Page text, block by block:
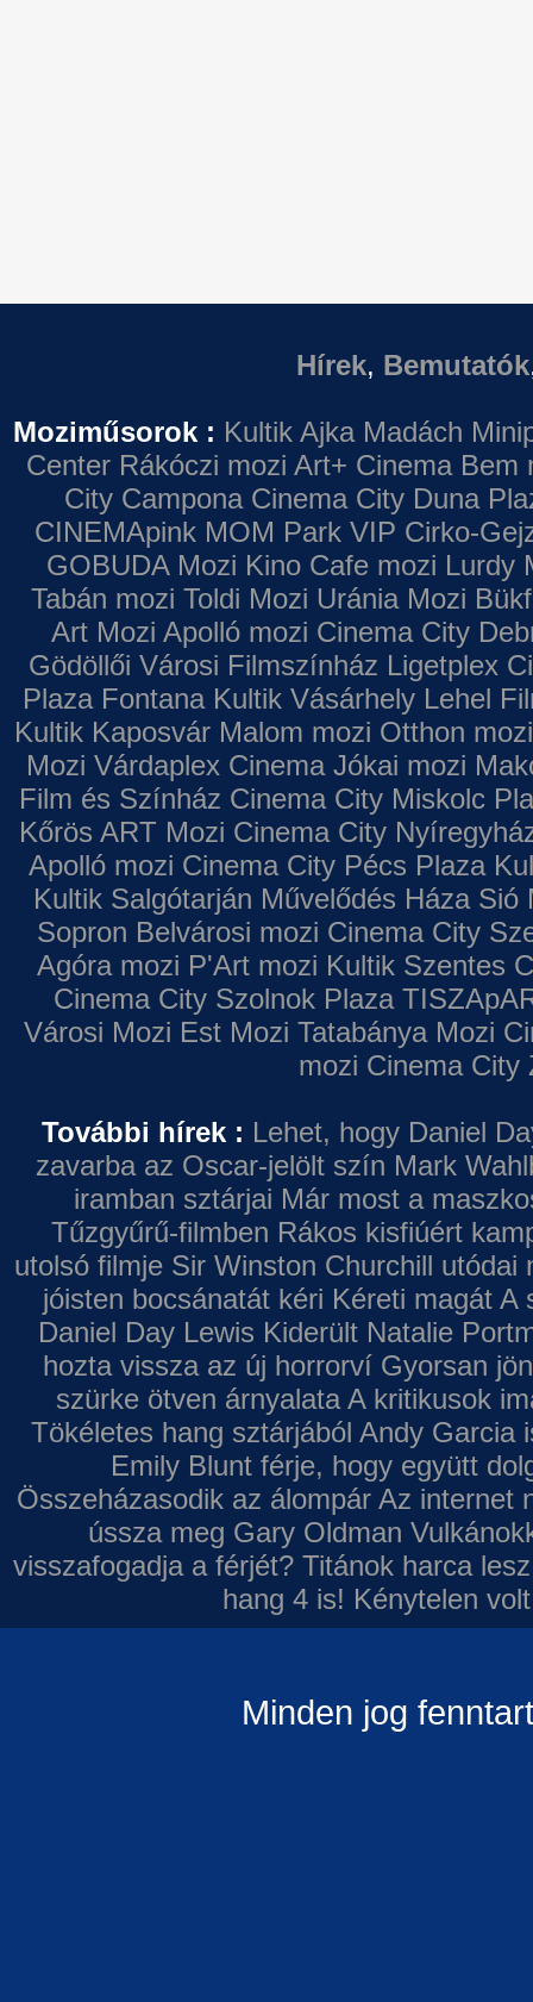
Hírek, Bemutatók
Moziműsorok : Kultik Ajka Madách
Center Rákóczi mozi Art+ Cinema Bem
City Campona Cinema City Duna
CINEMApink MOM Park VIP Cirko-
GOBUDA Mozi Kino Cafe mozi Lurdy
Tabán mozi Toldi Mozi Uránia Mozi
Art Mozi Apolló mozi Cinema City
Gödöllői Városi Filmszínház Ligetplex
Plaza Fontana Kultik Vásárhely Lehel
Kultik Kaposvár Malom mozi Otthon mozi
Mozi Várdaplex Cinema Jókai mozi
Film és Színház Cinema City Miskolc
Kőrös ART Mozi Cinema City
Apolló mozi Cinema City Pécs Plaza
Kultik Salgótarján Művelődés Háza Sió
Sopron Belvárosi mozi Cinema City
Agóra mozi P'Art mozi Kultik Szentes
Cinema City Szolnok Plaza
Városi Mozi Est Mozi Tatabánya Mozi
mozi Cinema City
További hírek : Lehet, hogy Daniel
zavarba az Oscar-jelölt szín Mark
iramban sztárjai Már most a
Tűzgyűrű-filmben Rákos kisfiúért
utolsó filmje Sir Winston Churchill utódai
jóisten bocsánatát kéri Kéreti magát A
Daniel Day Lewis Kiderült Natalie
hozta vissza az új horrorví Gyorsan
szürke ötven árnyalata A kritikusok
Tökéletes hang sztárjából Andy Garcia
Emily Blunt férje, hogy együtt
Összeházasodik az álompár Az internet
ússza meg Gary Oldman
visszafogadja a férjét? Titánok harca
hang 4 is! Kénytelen
Minden jog